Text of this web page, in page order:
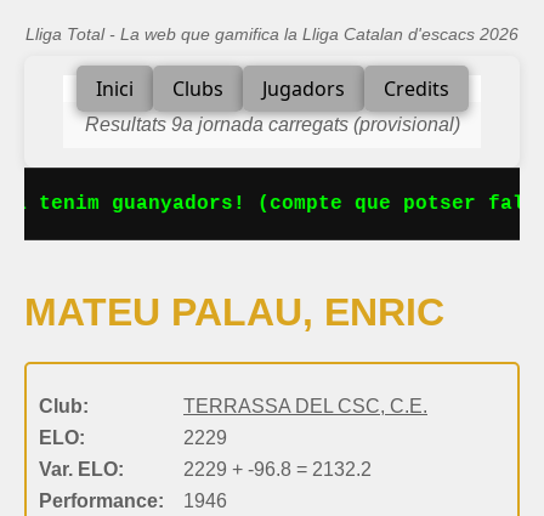
Lliga Total - La web que gamifica la Lliga Catalan d'escacs 2026
Inici Clubs Jugadors Credits
Resultats 9a jornada carregats (provisional)
tenim guanyadors! (compte que potser
MATEU PALAU, ENRIC
Club:
TERRASSA DEL CSC, C.E.
ELO:
2229
Var. ELO:
2229 + -96.8 = 2132.2
Performance:
1946